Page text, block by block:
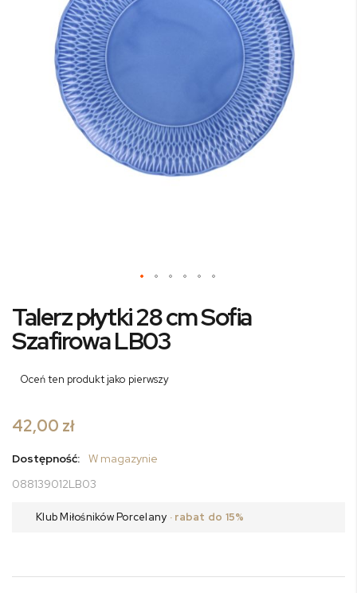
na
początek
galerii
Talerz płytki 28 cm Sofia
Szafirowa LB03
Oceń ten produkt jako pierwszy
42,00 zł
Dostępność:
W magazynie
088139012LB03
Klub Miłośników Porcelany · rabat do 15%